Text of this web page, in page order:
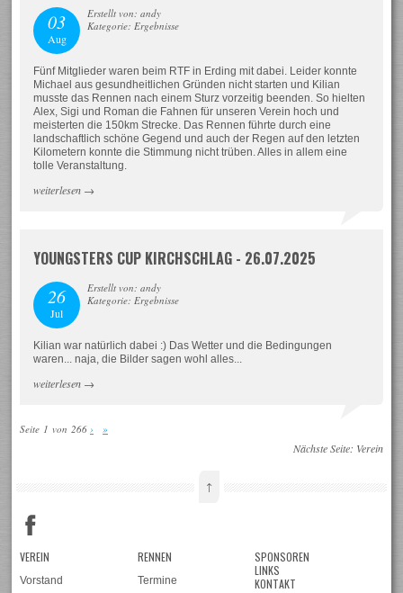
03
Aug
Erstellt von: andy
Kategorie: Ergebnisse
Fünf Mitglieder waren beim RTF in Erding mit dabei. Leider konnte
Michael aus gesundheitlichen Gründen nicht starten und Kilian
musste das Rennen nach einem Sturz vorzeitig beenden. So hielten
Alex, Sigi und Roman die Fahnen für unseren Verein hoch und
meisterten die 150km Strecke. Das Rennen führte durch eine
landschaftlich schöne Gegend und auch der Regen auf den letzten
Kilometern konnte die Stimmung nicht trüben. Alles in allem eine
tolle Veranstaltung.
weiterlesen →
YOUNGSTERS CUP KIRCHSCHLAG - 26.07.2025
26
Jul
Erstellt von: andy
Kategorie: Ergebnisse
Kilian war natürlich dabei :) Das Wetter und die Bedingungen
waren... naja, die Bilder sagen wohl alles...
weiterlesen →
Seite 1 von 266 › »
Nächste Seite: Verein
↑
VEREIN
Vorstand
RENNEN
Termine
SPONSOREN
LINKS
KONTAKT